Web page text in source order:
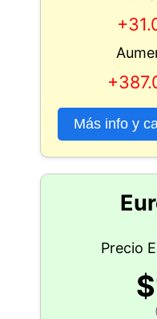
Más info y
Precio